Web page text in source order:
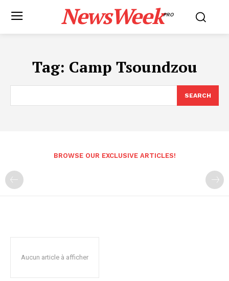
NewsWeekPRO
Tag: Camp Tsoundzou
SEARCH
BROWSE OUR EXCLUSIVE ARTICLES!
Aucun article à afficher